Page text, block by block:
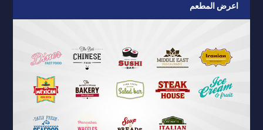
اعرض المطعم